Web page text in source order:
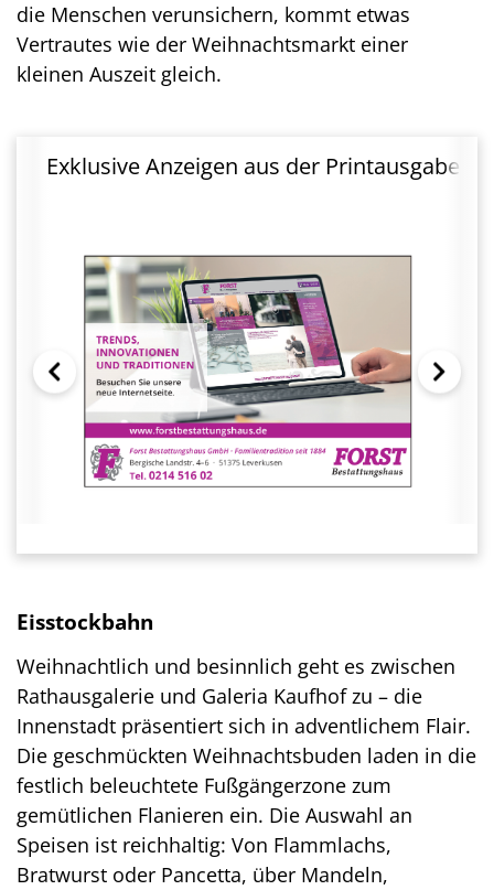
die Menschen verunsichern, kommt etwas
Vertrautes wie der Weihnachtsmarkt einer
kleinen Auszeit gleich.
Exklusive Anzeigen aus der Printausgabe
Eisstockbahn
Weihnachtlich und besinnlich geht es zwischen
Rathausgalerie und Galeria Kaufhof zu – die
Innenstadt präsentiert sich in adventlichem Flair.
Die geschmückten Weihnachtsbuden laden in die
festlich beleuchtete Fußgängerzone zum
gemütlichen Flanieren ein. Die Auswahl an
Speisen ist reichhaltig: Von Flammlachs,
Bratwurst oder Pancetta, über Mandeln,